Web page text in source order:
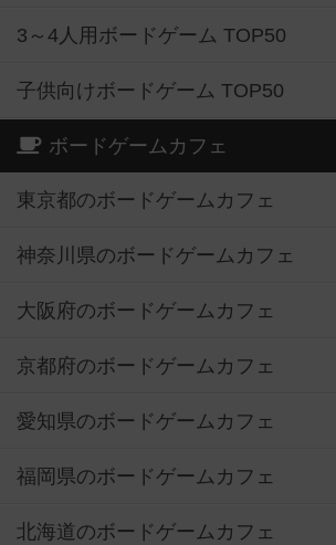
3～4人用ボードゲーム TOP50
子供向けボードゲーム TOP50
ボードゲームカフェ
東京都のボードゲームカフェ
神奈川県のボードゲームカフェ
大阪府のボードゲームカフェ
京都府のボードゲームカフェ
愛知県のボードゲームカフェ
福岡県のボードゲームカフェ
北海道のボードゲームカフェ